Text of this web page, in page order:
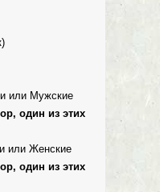
или Мужские
один из этих
или Женские
один из этих